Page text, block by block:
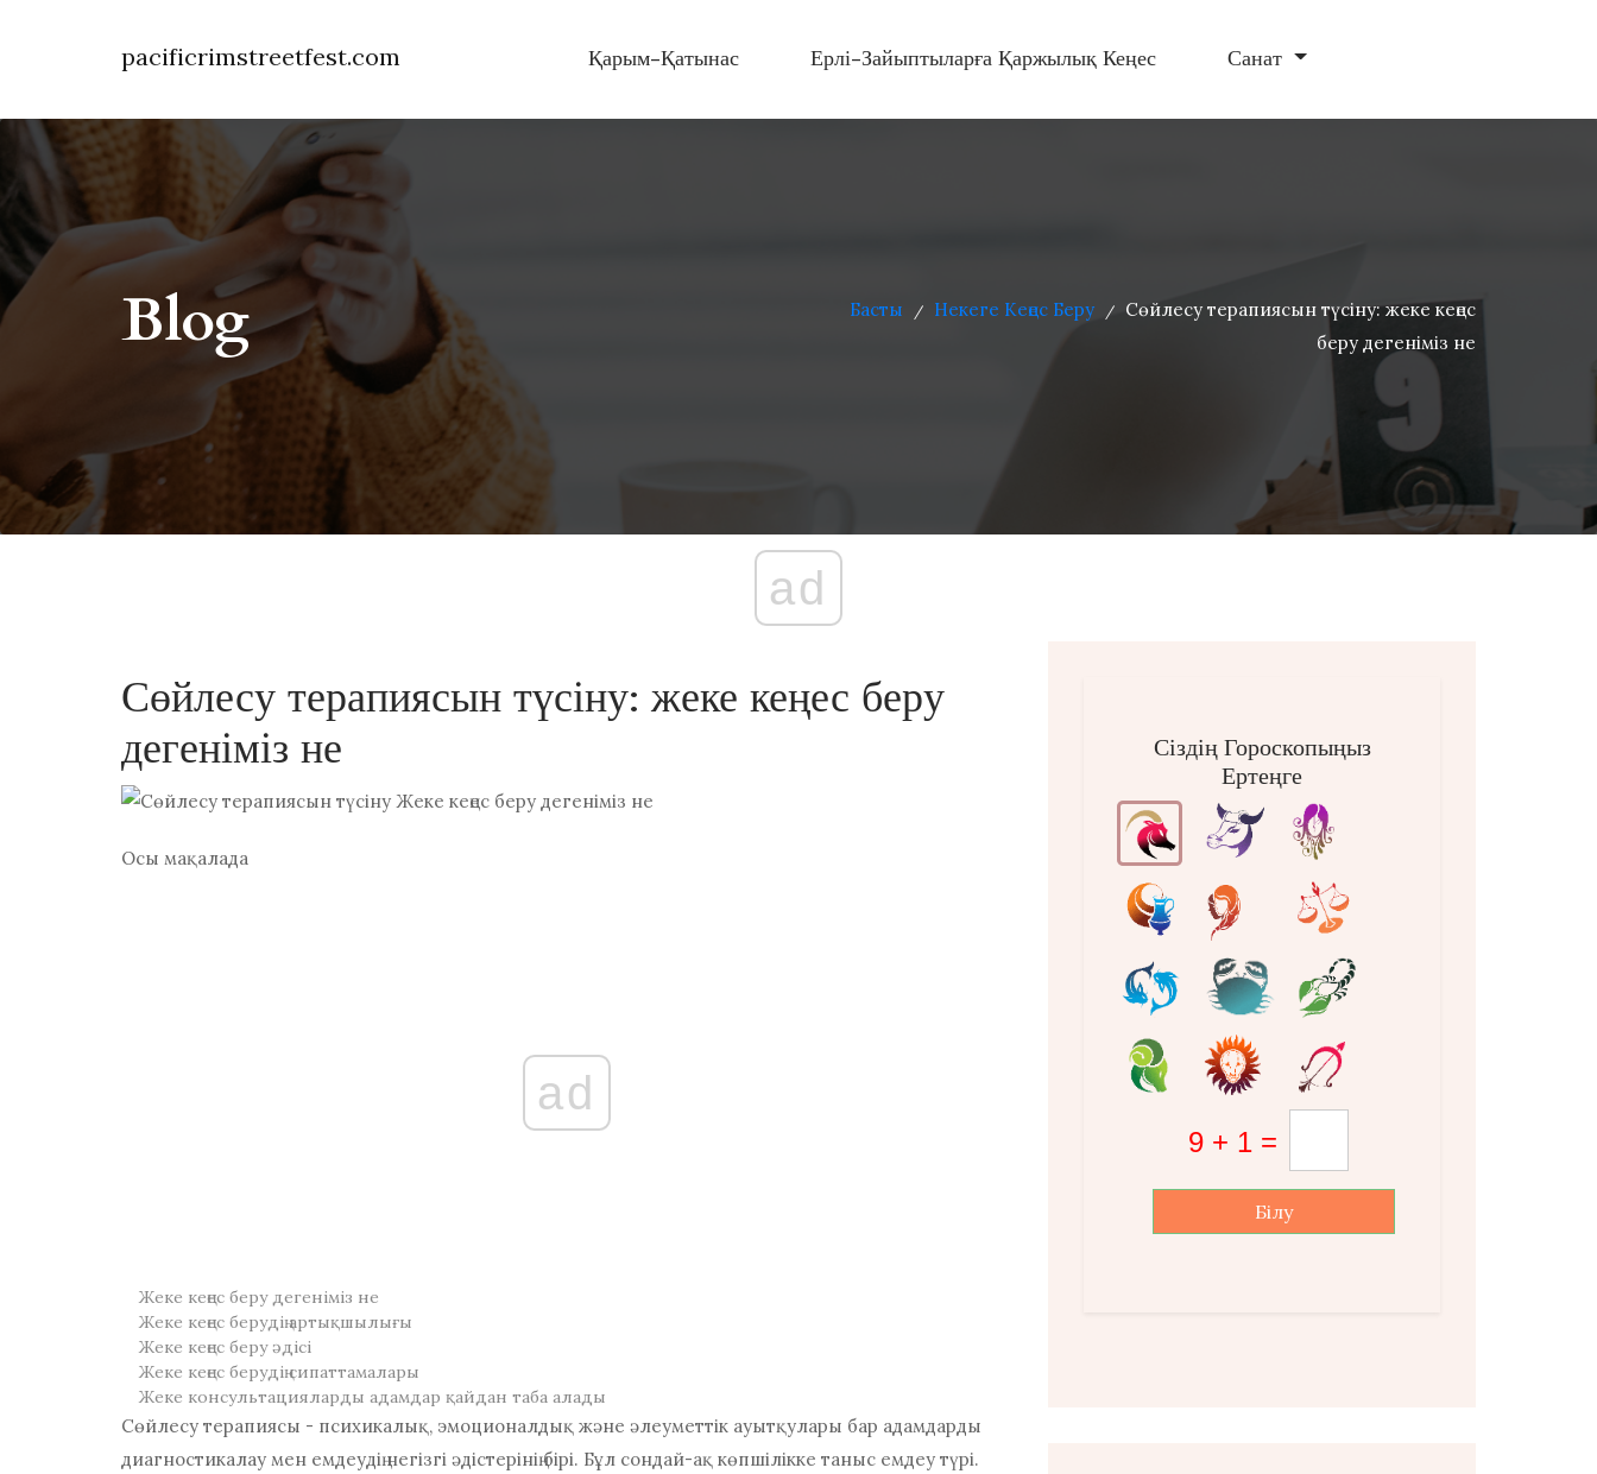
pacificrimstreetfest.com Қарым-Қатынас Ерлі-Зайыптыларға Қаржылық Кеңес Санат
Blog Басты / Некеге Кеңес Беру /
Сөйлесу терапиясын түсіну: жеке кеңес
беру дегеніміз не
ad
Сөйлесу терапиясын түсіну: жеке кеңес беру
дегеніміз не
Осы мақалада
ad
Жеке кеңес беру дегеніміз не
Жеке кеңес берудің артықшылығы
Жеке кеңес беру әдісі
Жеке кеңес берудің сипаттамалары
Жеке консультацияларды адамдар қайдан таба алады
Сөйлесу терапиясы - психикалық, эмоционалдық және әлеуметтік ауытқулары бар адамдарды
диагностикалау мен емдеудің негізгі әдістерінің бірі. Бұл сондай-ақ көпшілікке таныс емдеу түрі.
Сіздің Гороскопыңыз
Ертеңге
Білу